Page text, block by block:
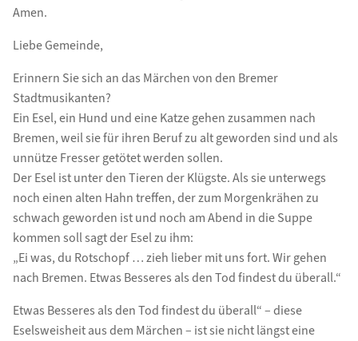
Amen.
Liebe Gemeinde,
Erinnern Sie sich an das Märchen von den Bremer
Stadtmusikanten?
Ein Esel, ein Hund und eine Katze gehen zusammen nach
Bremen, weil sie für ihren Beruf zu alt geworden sind und als
unnütze Fresser getötet werden sollen.
Der Esel ist unter den Tieren der Klügste. Als sie unterwegs
noch einen alten Hahn treffen, der zum Morgenkrähen zu
schwach geworden ist und noch am Abend in die Suppe
kommen soll sagt der Esel zu ihm:
„Ei was, du Rotschopf … zieh lieber mit uns fort. Wir gehen
nach Bremen. Etwas Besseres als den Tod findest du überall.“
Etwas Besseres als den Tod findest du überall“ – diese
Eselsweisheit aus dem Märchen – ist sie nicht längst eine